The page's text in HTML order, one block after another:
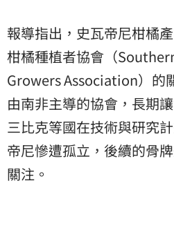
報導指出，史瓦帝尼柑橘
柑橘種植者協會（
Growers Association）的
由南非主導的協會，長期
三比克等國在技術與研究
帝尼慘遭孤立，後續的骨
關注。